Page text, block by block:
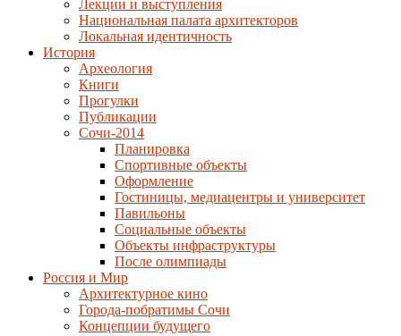
Лекции и выступления
Национальная палата архитекторов
Локальная идентичность
История
Археология
Книги
Прогулки
Публикации
Сочи-2014
Планировка
Спортивные объекты
Оформление
Гостиницы, медиацентры и университет
Павильоны
Социальные объекты
Объекты инфраструктуры
После олимпиады
Россия и Мир
Архитектурное кино
Города-побратимы Сочи
Концепции будущего